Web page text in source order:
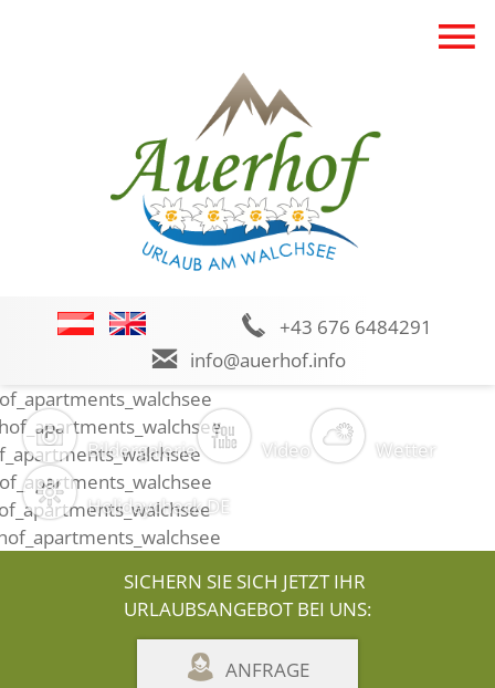
+43 676 6484291
info@auerhof.info
Bildergalerie Video Wetter
Holidaycheck DE
SICHERN SIE SICH JETZT IHR
URLAUBSANGEBOT BEI UNS:
ANFRAGE